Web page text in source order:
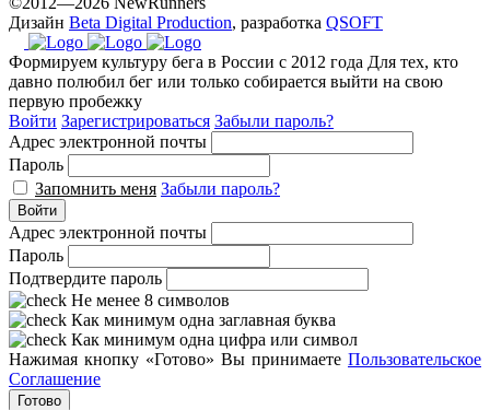
Дизайн Beta Digital Production, разработка QSOFT
Формируем культуру бега в России с 2012 года Для тех, кто
давно полюбил бег или только собирается выйти на свою
первую пробежку
Войти Зарегистрироваться Забыли пароль?
Адрес электронной почты
Пароль
Запомнить меня Забыли пароль?
Войти
Адрес электронной почты
Пароль
Подтвердите пароль
Не менее 8 символов
Как минимум одна заглавная буква
Как минимум одна цифра или символ
Нажимая кнопку «Готово» Вы принимаете Пользовательское
Соглашение
Готово